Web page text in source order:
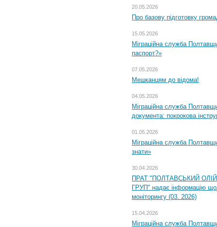
20.05.2026
Про базову підготовку
15.05.2026
Міграційна служба
паспорт?»
07.05.2026
Мешканцям до відома!
04.05.2026
Міграційна служба
документа: покрокова
01.05.2026
Міграційна служба
знати»
30.04.2026
ПРАТ "ПОЛТАВСЬКИЙ
ГРУП" надає інформацію
моніторингу (03. 2026)
15.04.2026
Міграційна служба